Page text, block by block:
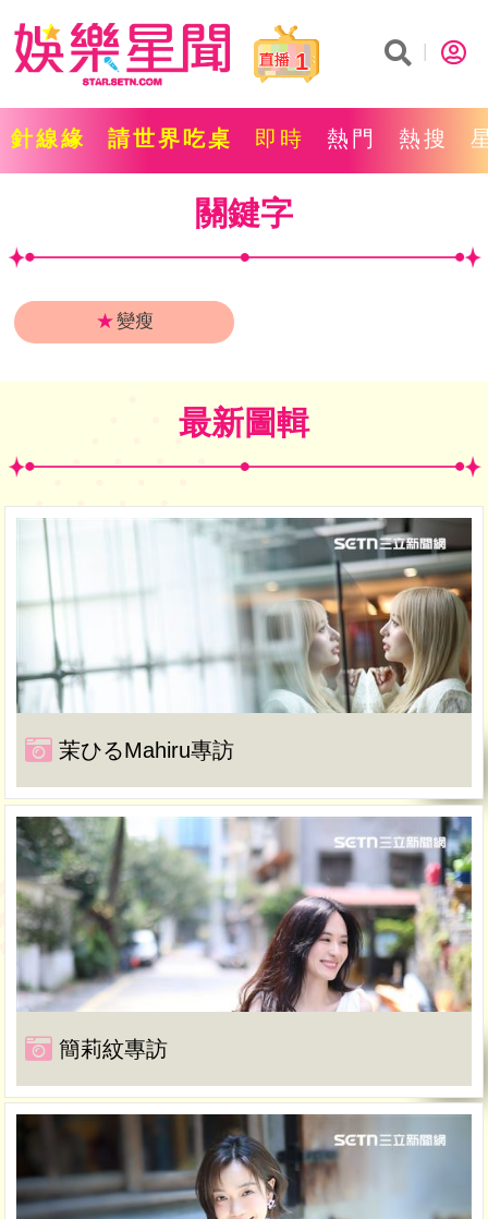
1
針線緣 請世界吃桌 即時 熱門 熱搜
關鍵字
★變瘦
最新圖輯
茉ひるMahiru專訪
簡莉紋專訪